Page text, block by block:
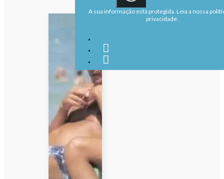
A sua informação está protegida. Leia a nossa
privacidade.